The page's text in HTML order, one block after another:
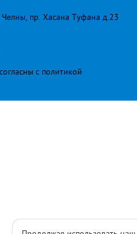
пр. Хасана Туфана д.23
с политикой